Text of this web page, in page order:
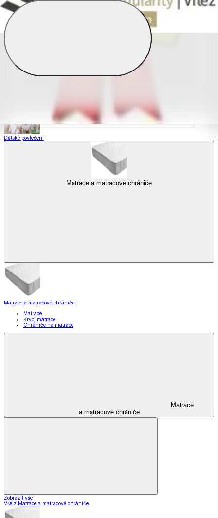
Saténové povlečení
Povlečení s fototiskem
Dětské povlečení
Matrace a matracové chrániče
Matrace a matracové chrániče
Matrace
Krycí matrace
Chrániče na matrace
Matrace
a matracové chrániče
Zobrazit vše
Vše z Matrace a matracové chrániče